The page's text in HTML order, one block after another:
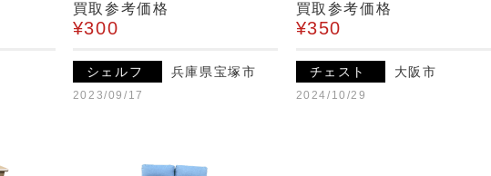
買取参考価格
¥300
シェルフ 兵庫県宝塚市
2023/09/17
買取参考価格
¥350
チェスト 大阪市
2024/10/29